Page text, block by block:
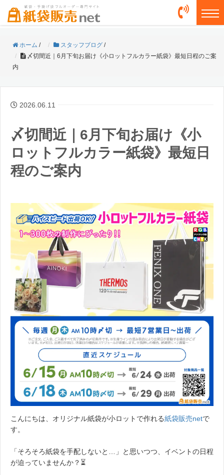
ホーム / スタッフブログ /
〆切間近｜6月下旬お届け《小ロットフルカラー紙袋》最短日程のご案
内
2026.06.11
〆切間近｜6月下旬お届け《小
ロットフルカラー紙袋》最短日
程のご案内
こんにちは、オリジナル紙袋が小ロットで作れる紙袋販売netで
す。
「そろそろ紙袋を手配しないと…」と思いつつ、イベントの日程
が迫っていませんか？⏳